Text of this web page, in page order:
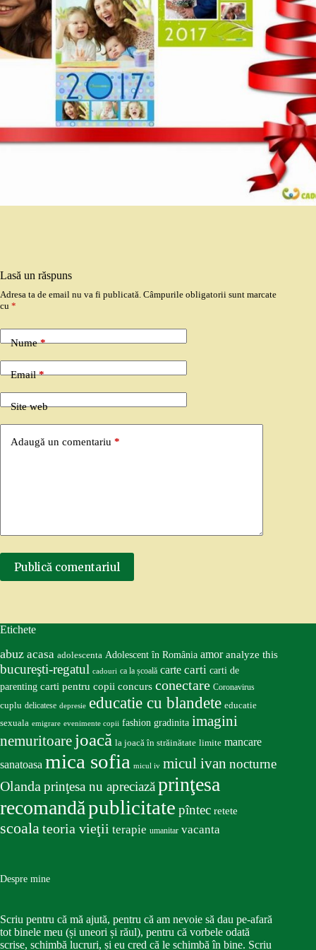
Lasă un răspuns
Adresa ta de email nu va fi publicată. Câmpurile obligatorii sunt marcate
cu *
Nume*
Email*
Site web
Adaugă un comentariu *
Publică comentariul
Etichete
abuz acasa adolescenta Adolescent în România amor analyze this
bucureşti-regatul cadouri ca la școală carte carti carti de
parenting carti pentru copii concurs conectare Coronavirus
cuplu delicatese depresie educatie cu blandete educatie
sexuala emigrare evenimente copii fashion gradinita imagini
nemuritoare joacă la joacă în străinătate limite mancare
sanatoasa mica sofia micul iv micul ivan nocturne
Olandaprinţesa nu apreciazăprinţesa
recomandăpublicitate pîntec retete
scoalateoria vieţii terapie umanitar vacanta
Despre mine
Scriu pentru că mă ajută, pentru că am nevoie să dau pe-afară
tot binele meu (și uneori și răul), pentru că vorbele odată
scrise, schimbă lucruri, și eu cred că le schimbă în bine. Scriu